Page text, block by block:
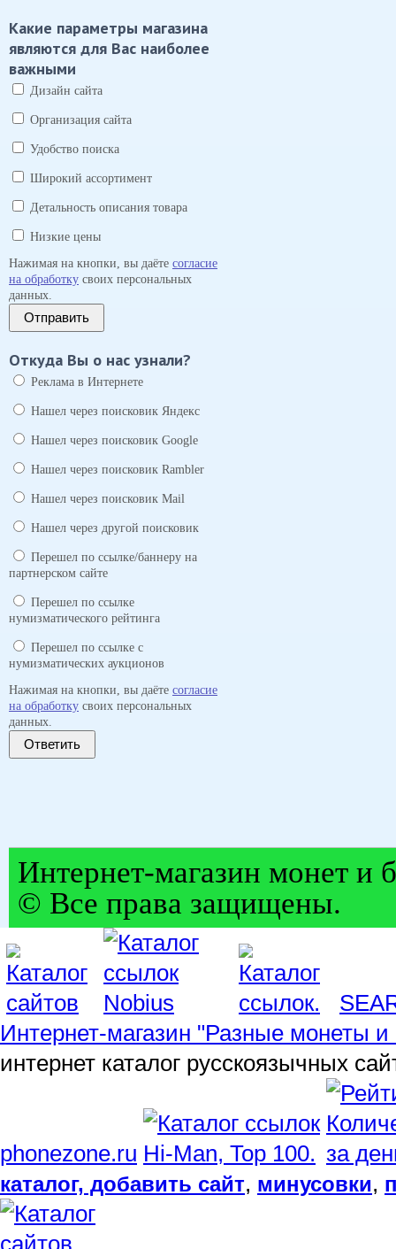
Какие параметры магазина
являются для Вас наиболее
важными
Дизайн сайта
Организация сайта
Удобство поиска
Широкий ассортимент
Детальность описания товара
Низкие цены
Нажимая на кнопки, вы даёте согласие
на обработку своих персональных
данных.
Отправить
Откуда Вы о нас узнали?
Реклама в Интернете
Нашел через поисковик Яндекс
Нашел через поисковик Google
Нашел через поисковик Rambler
Нашел через поисковик Mail
Нашел через другой поисковик
Перешел по ссылке/баннеру на
партнерском сайте
Перешел по ссылке
нумизматического рейтинга
Перешел по ссылке с
нумизматических аукционов
Нажимая на кнопки, вы даёте согласие
на обработку своих персональных
данных.
Ответить
Интернет-магазин монет и
© Все права защищены.
Интернет-магазин "Разные монеты и
интернет каталог русскоязычных
phonezone.ru
каталог, добавить сайт, минусовки,